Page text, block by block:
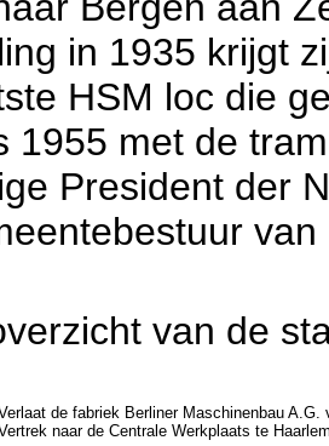
in 1935 krijgt
HSM loc die
1955 met de
President der
van de
de fabriek Berliner Maschinenbau
naar de Centrale Werkplaats te